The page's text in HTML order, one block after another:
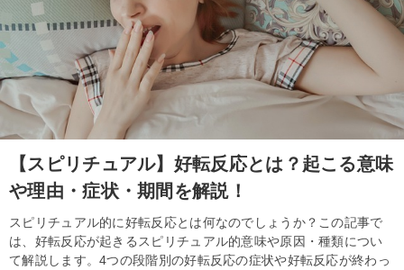
【スピリチュアル】好転反応とは？起こる意味
や理由・症状・期間を解説！
スピリチュアル的に好転反応とは何なのでしょうか？この記事で
は、好転反応が起きるスピリチュアル的意味や原因・種類につい
て解説します。4つの段階別の好転反応の症状や好転反応が終わっ